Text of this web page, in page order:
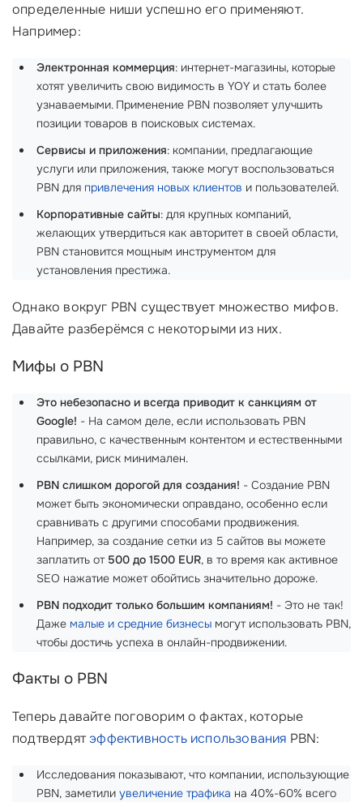
определенные ниши успешно его применяют.
Например:
Электронная коммерция: интернет-магазины, которые
хотят увеличить свою видимость в YOY и стать более
узнаваемыми. Применение PBN позволяет улучшить
позиции товаров в поисковых системах.
Сервисы и приложения: компании, предлагающие
услуги или приложения, также могут воспользоваться
PBN для привлечения новых клиентов и пользователей.
Корпоративные сайты: для крупных компаний,
желающих утвердиться как авторитет в своей области,
PBN становится мощным инструментом для
установления престижа.
Однако вокруг PBN существует множество мифов.
Давайте разберёмся с некоторыми из них.
Мифы о PBN
Это небезопасно и всегда приводит к санкциям от
Google! - На самом деле, если использовать PBN
правильно, с качественным контентом и естественными
ссылками, риск минимален.
PBN слишком дорогой для создания! - Создание PBN
может быть экономически оправдано, особенно если
сравнивать с другими способами продвижения.
Например, за создание сетки из 5 сайтов вы можете
заплатить от 500 до 1500 EUR, в то время как активное
SEO нажатие может обойтись значительно дороже.
PBN подходит только большим компаниям! - Это не так!
Даже малые и средние бизнесы могут использовать PBN,
чтобы достичь успеха в онлайн-продвижении.
Факты о PBN
Теперь давайте поговорим о фактах, которые
подтвердятэффективность использования PBN:
Исследования показывают, что компании, использующие
PBN, заметили увеличение трафика на 40%-60% всего